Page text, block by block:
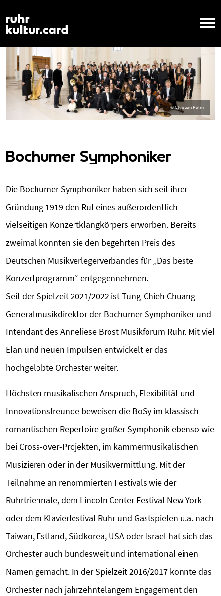
Bochumer Symphoniker
Die Bochumer Symphoniker haben sich seit ihrer
Gründung 1919 den Ruf eines außerordentlich
vielseitigen Konzertklangkörpers erworben. Bereits
zweimal konnten sie den begehrten Preis des
Deutschen Musikverlegerverbandes für „Das beste
Konzertprogramm“ entgegennehmen.
Seit der Spielzeit 2021/2022 ist Tung-Chieh Chuang
Generalmusikdirektor der Bochumer Symphoniker und
Intendant des Anneliese Brost Musikforum Ruhr. Mit viel
Elan und neuen Impulsen entwickelt er das
hochgelobte Orchester weiter.
Höchsten musikalischen Anspruch, Flexibilität und
Innovationsfreunde beweisen die BoSy im klassisch-
romantischen Repertoire großer Symphonik ebenso wie
bei Cross-over-Projekten, im kammermusikalischen
Musizieren oder in der Musikvermittlung. Mit der
Teilnahme an renommierten Festivals wie der
Ruhrtriennale, dem Lincoln Center Festival New York
oder dem Klavierfestival Ruhr und Gastspielen u.a. nach
Taiwan, Estland, Südkorea, USA oder Israel hat sich das
Orchester auch bundesweit und international einen
Namen gemacht. In der Spielzeit 2016/2017 konnte das
Orchester nach jahrzehntelangem Engagement den